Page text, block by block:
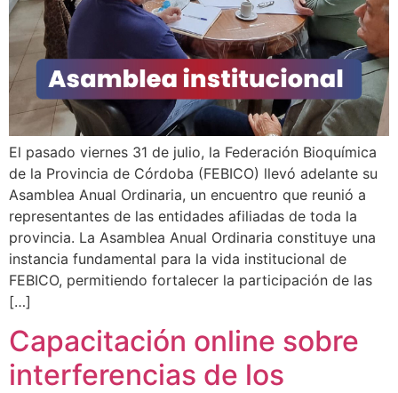
El pasado viernes 31 de julio, la Federación Bioquímica
de la Provincia de Córdoba (FEBICO) llevó adelante su
Asamblea Anual Ordinaria, un encuentro que reunió a
representantes de las entidades afiliadas de toda la
provincia. La Asamblea Anual Ordinaria constituye una
instancia fundamental para la vida institucional de
FEBICO, permitiendo fortalecer la participación de las
[…]
Capacitación online sobre
interferencias de los